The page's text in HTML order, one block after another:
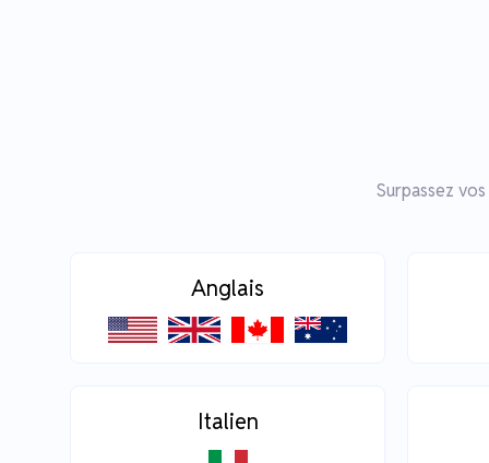
Surpassez
Anglais
Italien